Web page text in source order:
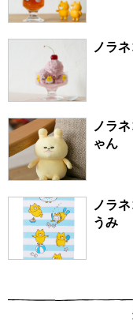
ノラ
ゃん
ノラ
うみ